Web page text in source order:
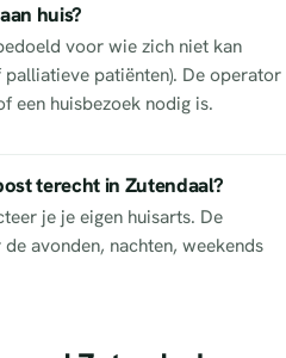
huis?
voor wie zich niet kan
patiënten). De operator
een huisbezoek nodig is.
terecht in Zutendaal?
je je eigen huisarts. De
avonden, nachten, weekends